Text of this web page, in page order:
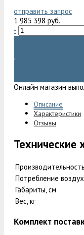
отправить запрос
1 985 398 руб.
-
Онлайн магазин
Описание
Характеристики
Отзывы
Технические
Потребление
Габариты, см
Вес, кг
Комплект